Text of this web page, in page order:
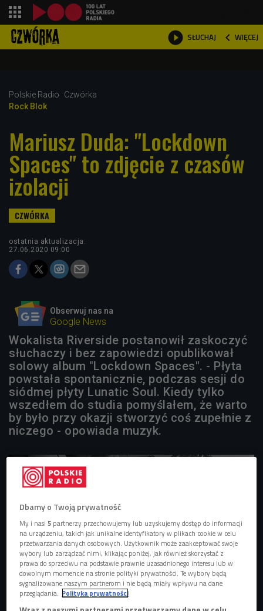
 SŁUCHAJ  WIĘCEJ

Polskie Radio
Czwórka
Rock Blok
Mariusz Duda: "Lockdown
Spaces" to zdjęcie z czasów
izolacji
ostatnia aktualizacja:
27.06.2020 09:00
Obserwuj nas na
Google News
Wokalista Riverside postanowił zaskoczyć
słuchaczy i bez zapowiedzi opublikował
solowy album "Lockdown Spaces". - Płyta
powstała spontanicznie, podczas sesji do
siódmej płyty Lunatic Soul. Kiedy tylko
wszedłem do studia pomyślałem, że warto
by było przy okazji stworzyć coś zupełnie z
niczego - opowiada muzyk.
Mariusz Duda Foto: arch. prywatne artysty
Dbamy o Twoją prywatność
My i nasi5 partnerzy przechowujemy lub uzyskujemy dostęp do informacji
na urządzeniu, takich jak unikalne identyfikatory w plikach cookie w celu
przetwarzania danych osobowych. Użytkownik może zaakceptować swoje
wybory lub zarządzać nimi, klikając poniżej, jak również skorzystać z
prawa do sprzeciwu na podstawie prawnie uzasadnionego interesu lub w
dowolnym momencie na stronie polityki prywatności. Te wybory będą
sygnalizowane naszym partnerom i nie będą miały wpływu na dane
przeglądania. Polityka prywatności